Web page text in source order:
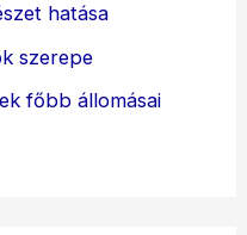
hatása
szerepe
főbb állomásai